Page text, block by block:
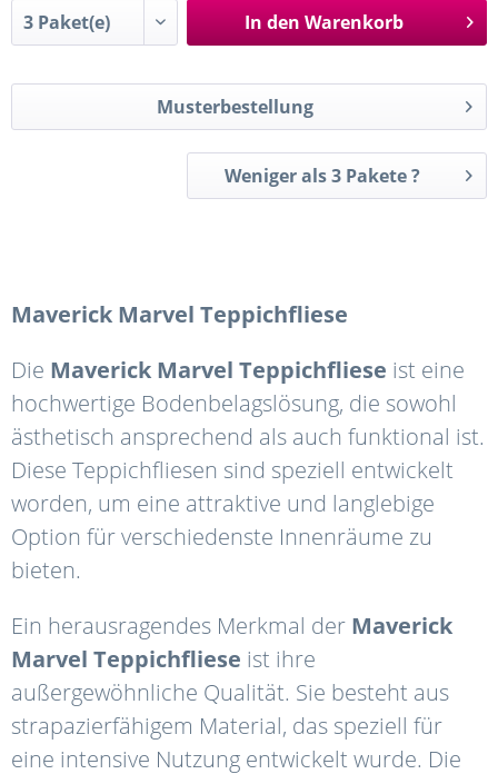
In den Warenkorb
Musterbestellung
Weniger als 3 Pakete ?
Maverick Marvel Teppichfliese
Die Maverick Marvel Teppichfliese ist eine
hochwertige Bodenbelagslösung, die sowohl
ästhetisch ansprechend als auch funktional ist.
Diese Teppichfliesen sind speziell entwickelt
worden, um eine attraktive und langlebige
Option für verschiedenste Innenräume zu
bieten.
Ein herausragendes Merkmal der Maverick
Marvel Teppichfliese ist ihre
außergewöhnliche Qualität. Sie besteht aus
strapazierfähigem Material, das speziell für
eine intensive Nutzung entwickelt wurde. Die